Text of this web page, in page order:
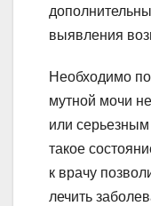
выявления
Необходимо
мутной мочи
или
такое
к врачу
лечить